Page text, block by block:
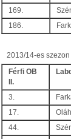
169.
186.
2013/14-es
Férfi OB
II.
3.
17.
44.